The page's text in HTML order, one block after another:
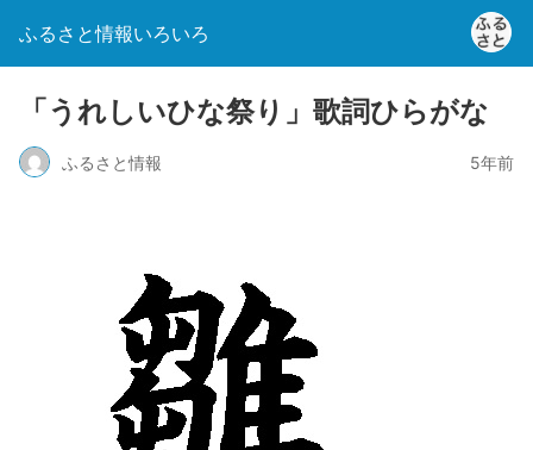
ふるさと情報いろいろ
「うれしいひな祭り」歌詞ひらがな
ふるさと情報 5年前